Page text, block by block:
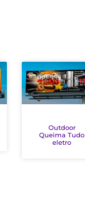
Outdoor
Queima Tudo
eletro